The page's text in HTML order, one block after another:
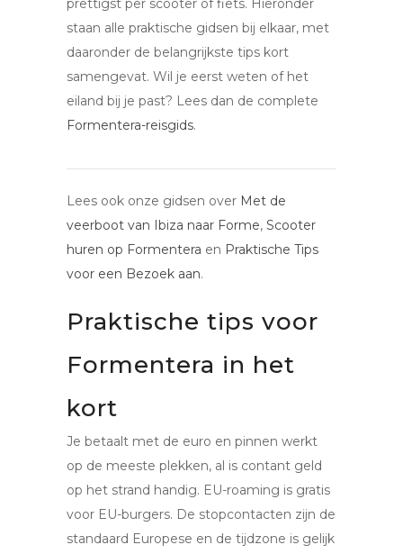
prettigst per scooter of fiets. Hieronder
staan alle praktische gidsen bij elkaar, met
daaronder de belangrijkste tips kort
samengevat. Wil je eerst weten of het
eiland bij je past? Lees dan de complete
Formentera-reisgids.
Lees ook onze gidsen over Met de
veerboot van Ibiza naar Forme, Scooter
huren op Formentera en Praktische Tips
voor een Bezoek aan.
Praktische tips voor
Formentera in het
kort
Je betaalt met de euro en pinnen werkt
op de meeste plekken, al is contant geld
op het strand handig. EU-roaming is gratis
voor EU-burgers. De stopcontacten zijn de
standaard Europese en de tijdzone is gelijk